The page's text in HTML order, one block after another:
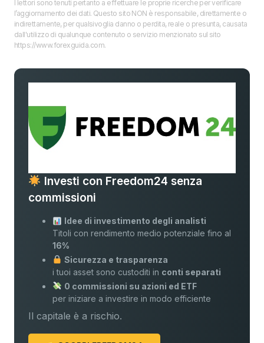
I lettori sono tenuti pertanto a effettuare le proprie ricerche per verificare
l’aggiornamento dei dati. Questo sito NON è responsabile, direttamente o
indirettamente, per qualsivoglia danno o perdita, reale o presunta, causata
dall'utilizzo di qualunque contenuto o servizio menzionato sul sito
https://www.forexguida.com.
Investi con Freedom24 senza
commissioni
Idee di investimento degli analisti
Titoli con rendimento medio potenziale fino al
16%
Sicurezza e trasparenza
i tuoi asset sono custoditi in conti separati
0 commissioni su azioni ed ETF
per iniziare a investire in modo efficiente
Il capitale è a rischio.